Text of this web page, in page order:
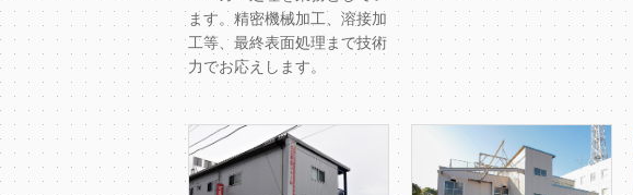
ます。精密機械加工、溶接加
工等、最終表面処理まで技術
力でお応えします。